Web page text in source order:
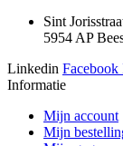
Sint
5954 AP
Linkedin Facebook
Informatie
Mijn account
Mijn